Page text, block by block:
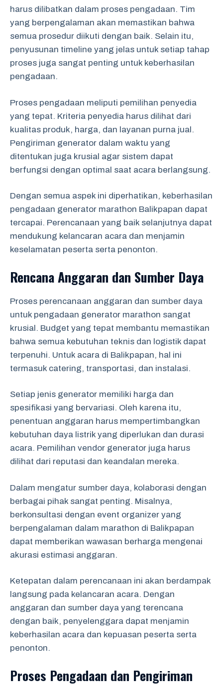
harus dilibatkan dalam proses pengadaan. Tim
yang berpengalaman akan memastikan bahwa
semua prosedur diikuti dengan baik. Selain itu,
penyusunan timeline yang jelas untuk setiap tahap
proses juga sangat penting untuk keberhasilan
pengadaan.
Proses pengadaan meliputi pemilihan penyedia
yang tepat. Kriteria penyedia harus dilihat dari
kualitas produk, harga, dan layanan purna jual.
Pengiriman generator dalam waktu yang
ditentukan juga krusial agar sistem dapat
berfungsi dengan optimal saat acara berlangsung.
Dengan semua aspek ini diperhatikan, keberhasilan
pengadaan generator marathon Balikpapan dapat
tercapai. Perencanaan yang baik selanjutnya dapat
mendukung kelancaran acara dan menjamin
keselamatan peserta serta penonton.
Rencana Anggaran dan Sumber Daya
Proses perencanaan anggaran dan sumber daya
untuk pengadaan generator marathon sangat
krusial. Budget yang tepat membantu memastikan
bahwa semua kebutuhan teknis dan logistik dapat
terpenuhi. Untuk acara di Balikpapan, hal ini
termasuk catering, transportasi, dan instalasi.
Setiap jenis generator memiliki harga dan
spesifikasi yang bervariasi. Oleh karena itu,
penentuan anggaran harus mempertimbangkan
kebutuhan daya listrik yang diperlukan dan durasi
acara. Pemilihan vendor generator juga harus
dilihat dari reputasi dan keandalan mereka.
Dalam mengatur sumber daya, kolaborasi dengan
berbagai pihak sangat penting. Misalnya,
berkonsultasi dengan event organizer yang
berpengalaman dalam marathon di Balikpapan
dapat memberikan wawasan berharga mengenai
akurasi estimasi anggaran.
Ketepatan dalam perencanaan ini akan berdampak
langsung pada kelancaran acara. Dengan
anggaran dan sumber daya yang terencana
dengan baik, penyelenggara dapat menjamin
keberhasilan acara dan kepuasan peserta serta
penonton.
Proses Pengadaan dan Pengiriman